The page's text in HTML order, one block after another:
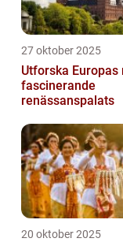
27 oktober 2025
Utforska Europas
fascinerande
renässanspalats
20 oktober 2025